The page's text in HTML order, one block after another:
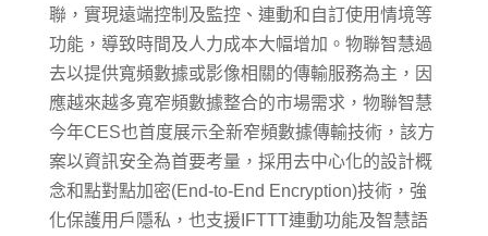
聯，實現遠端控制及監控、連動和自訂使用情境等
功能，導致時間及人力成本大幅增加。物聯智慧過
去以提供寬頻數據或影像相關的傳輸服務為主，因
應越來越多寬窄頻數據整合的市場需求，物聯智慧
今年CES也首度展示全新窄頻數據傳輸技術，該方
案以資訊安全為首要考量，採用去中心化的設計概
念和點對點加密(End-to-End Encryption)技術，強
化保護用戶隱私，也支援IFTTT連動功能及智慧語